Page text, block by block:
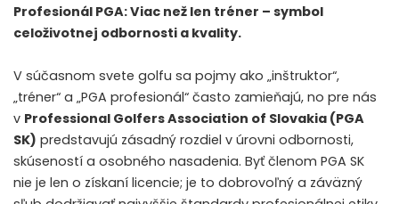
Profesionál PGA: Viac než len tréner – symbol
celoživotnej odbornosti a kvality.
V súčasnom svete golfu sa pojmy ako „inštruktor“,
„tréner“ a „PGA profesionál“ často zamieňajú, no pre nás
v Professional Golfers Association of Slovakia (PGA
SK) predstavujú zásadný rozdiel v úrovni odbornosti,
skúseností a osobného nasadenia. Byť členom PGA SK
nie je len o získaní licencie; je to dobrovoľný a záväzný